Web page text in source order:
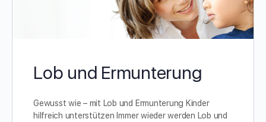
Lob und Ermunterung
Gewusst wie – mit Lob und Ermunterung Kinder
hilfreich unterstützen Immer wieder werden Lob und